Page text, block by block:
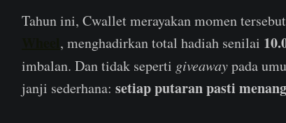
Tahun ini, Cwallet merayakan momen
, menghadirkan total hadiah senilai
imbalan. Dan tidak seperti giveawaypada
janji sederhana: setiap putaran pasti